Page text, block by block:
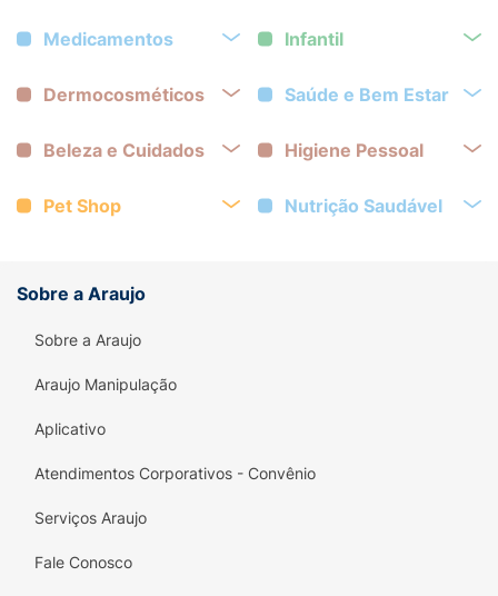
Medicamentos Infantil
Dermocosméticos Saúde e Bem Estar
Beleza e Cuidados Higiene Pessoal
Pet Shop Nutrição Saudável
Sobre a Araujo
Sobre a Araujo
Araujo Manipulação
Aplicativo
Atendimentos Corporativos - Convênio
Serviços Araujo
Fale Conosco